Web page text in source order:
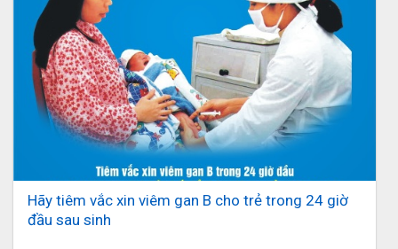
Hãy tiêm vắc xin viêm gan B cho trẻ trong 24 giờ
đầu sau sinh